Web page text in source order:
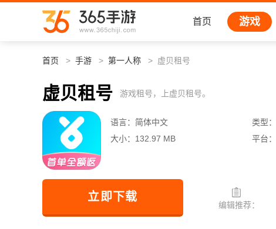
首页 游戏
首页 手游 第一人称 虚贝租号
虚贝租号 游戏租号，上虚贝租号。
语言： 简体中文 类型：
大小： 132.97 MB 平台：
立即下载
编辑推荐：